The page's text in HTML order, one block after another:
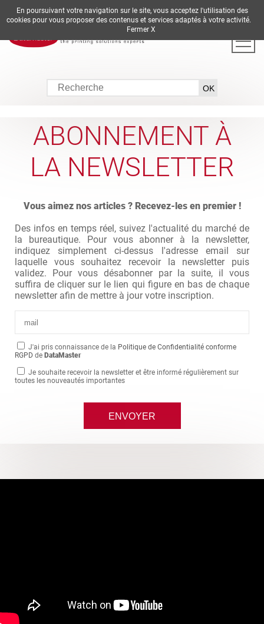
DE EN ES FR IT
ABONNEMENT À
LA NEWSLETTER
Vous aimez nos articles ? Recevez-les en premier !
Des infos en temps réel, suivez l'actualité du marché de
la bureautique. Pour vous abonner à la newsletter,
indiquez simplement ci-dessus l'adresse email sur
laquelle vous souhaitez recevoir la newsletter puis
validez. Pour vous désabonner par la suite, il vous
suffira de cliquer sur le lien qui figure en bas de chaque
newsletter afin de mettre à jour votre inscription.
J'ai pris connaissance de la Politique de Confidentialité conforme
RGPD de DataMaster
Je souhaite recevoir la newsletter et être informé régulièrement sur
toutes les nouveautés importantes
En poursuivant votre navigation sur le site, vous acceptez l'utilisation des
cookies pour vous proposer des contenus et services adaptés à votre activité.
Fermer X